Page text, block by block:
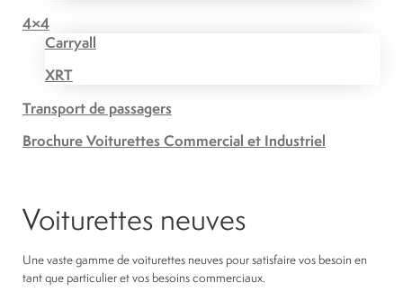
4×4
Carryall
XRT
Transport de passagers
Brochure Voiturettes Commercial et Industriel
Voiturettes neuves
Une vaste gamme de voiturettes neuves pour satisfaire vos besoin en
tant que particulier et vos besoins commerciaux.